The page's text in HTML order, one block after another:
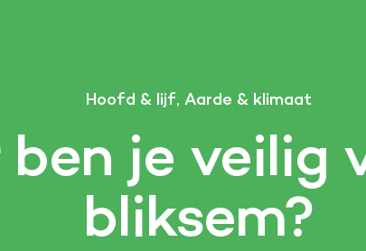
Hoofd & lijf, Aarde & klimaat
je veilig
bliksem?